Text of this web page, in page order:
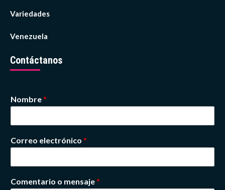
Variedades
Venezuela
Contáctanos
Nombre*
Correo electrónico *
Comentario o mensaje*